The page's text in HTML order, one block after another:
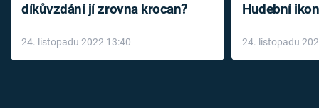
díkůvzdání jí zrovna krocan?
24. listopadu 2022 13:40
Hudební
léky
24. listopadu